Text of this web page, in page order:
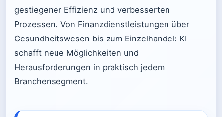
gestiegener Effizienz und verbesserten
Prozessen. Von Finanzdienstleistungen über
Gesundheitswesen bis zum Einzelhandel: KI
schafft neue Möglichkeiten und
Herausforderungen in praktisch jedem
Branchensegment.